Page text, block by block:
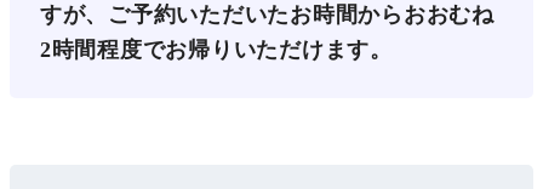
すが、ご予約いただいたお時間からおおむね
2時間程度でお帰りいただけます。